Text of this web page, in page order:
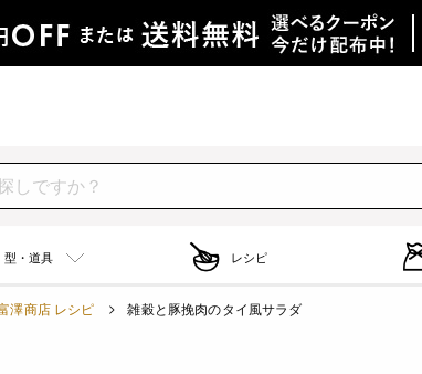
型・道具 レシピ
澤商店 レシピ 雑穀と豚挽肉のタイ風サラダ